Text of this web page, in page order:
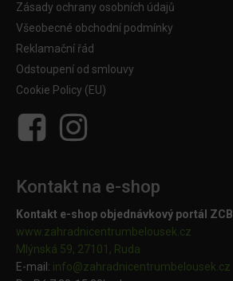
Zásady ochrany osobních údajů
Všeobecné obchodní podmínky
Reklamační řád
Odstoupení od smlouvy
Cookie Policy (EU)
Kontakt na e-shop
Kontakt e-shop objednávkový portál ZCB
www.zahradnicentrumbelousek.cz
Mlýnská 59, 27101, Ruda
E-mail: info@zahradnicentrumbelousek. cz